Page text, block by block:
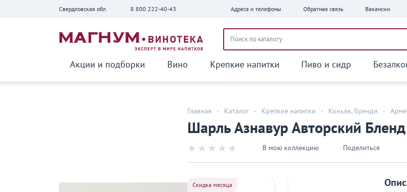
Свердловская обл. 8 800 222-40-43 Адреса и телефоны Обратная связь Вакансии
Акции и подборки Вино Крепкие напитки Пиво и сидр
Главная - Каталог - Крепкие напитки - Коньяк, бренди -
Шарль Азнавур Авторский
В мою коллекцию Поделиться
Скидка месяца